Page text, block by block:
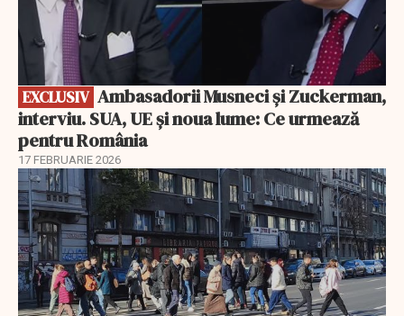
EXCLUSIV
interviu. SUA, UE și noua lume: Ce urmează
pentru România
17 FEBRUARIE 2026